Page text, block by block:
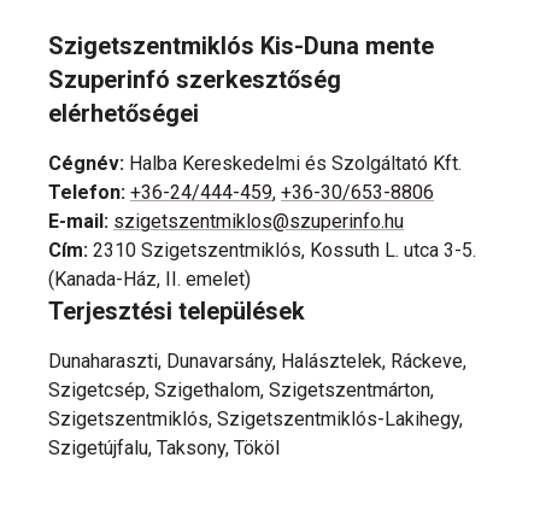
Szigetszentmiklós Kis-Duna mente
Szuperinfó szerkesztőség
elérhetőségei
Cégnév: Halba Kereskedelmi és Szolgáltató Kft.
Telefon: +36-24/444-459, +36-30/653-8806
E-mail: szigetszentmiklos@szuperinfo.hu
Cím: 2310 Szigetszentmiklós, Kossuth L. utca 3-5.
(Kanada-Ház, II. emelet)
Terjesztési települések
Dunaharaszti, Dunavarsány, Halásztelek, Ráckeve,
Szigetcsép, Szigethalom, Szigetszentmárton,
Szigetszentmiklós, Szigetszentmiklós-Lakihegy,
Szigetújfalu, Taksony, Tököl